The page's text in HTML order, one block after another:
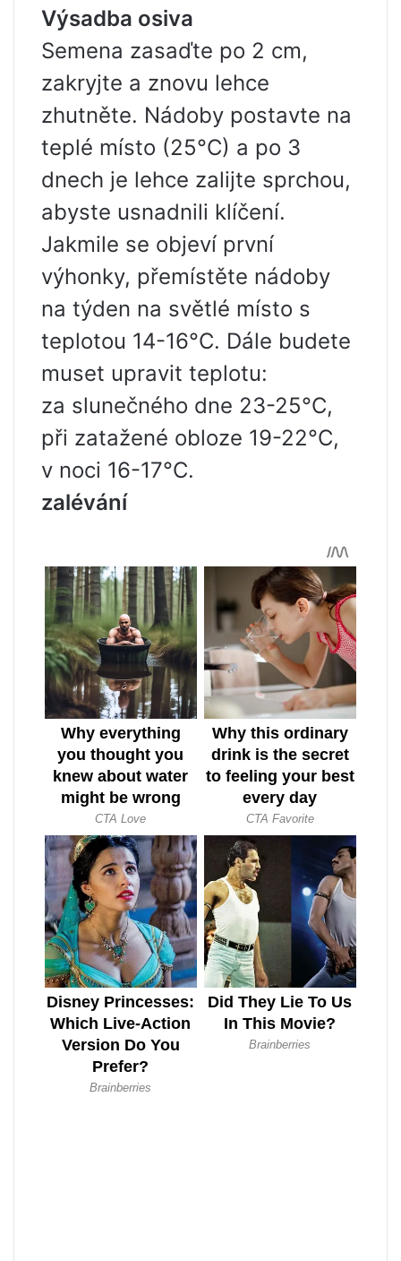
Výsadba osiva
Semena zasaďte po 2 cm,
zakryjte a znovu lehce
zhutněte. Nádoby postavte na
teplé místo (25°C) a po 3
dnech je lehce zalijte sprchou,
abyste usnadnili klíčení.
Jakmile se objeví první
výhonky, přemístěte nádoby
na týden na světlé místo s
teplotou 14-16°C. Dále budete
muset upravit teplotu:
za slunečného dne 23-25°C,
při zatažené obloze 19-22°C,
v noci 16-17°C.
zalévání